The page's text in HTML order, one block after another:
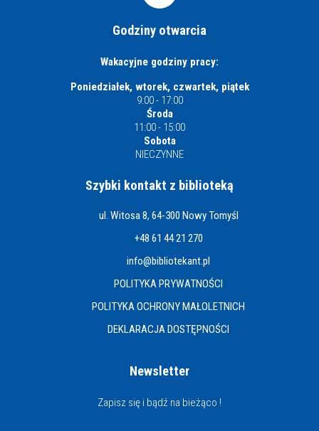
Godziny otwarcia
Wakacyjne godziny pracy:
Poniedziałek, wtorek, czwartek, piątek
9:00 - 17:00
Środa
11:00 - 15:00
Sobota
NIECZYNNE
Szybki kontakt z biblioteką
ul. Witosa 8, 64-300 Nowy Tomyśl
+48 61 44 21 270
info@bibliotekant.pl
POLITYKA PRYWATNOŚCI
POLITYKA OCHRONY MAŁOLETNICH
DEKLARACJA DOSTĘPNOŚCI
Newsletter
Zapisz się i bądź na bieżąco !